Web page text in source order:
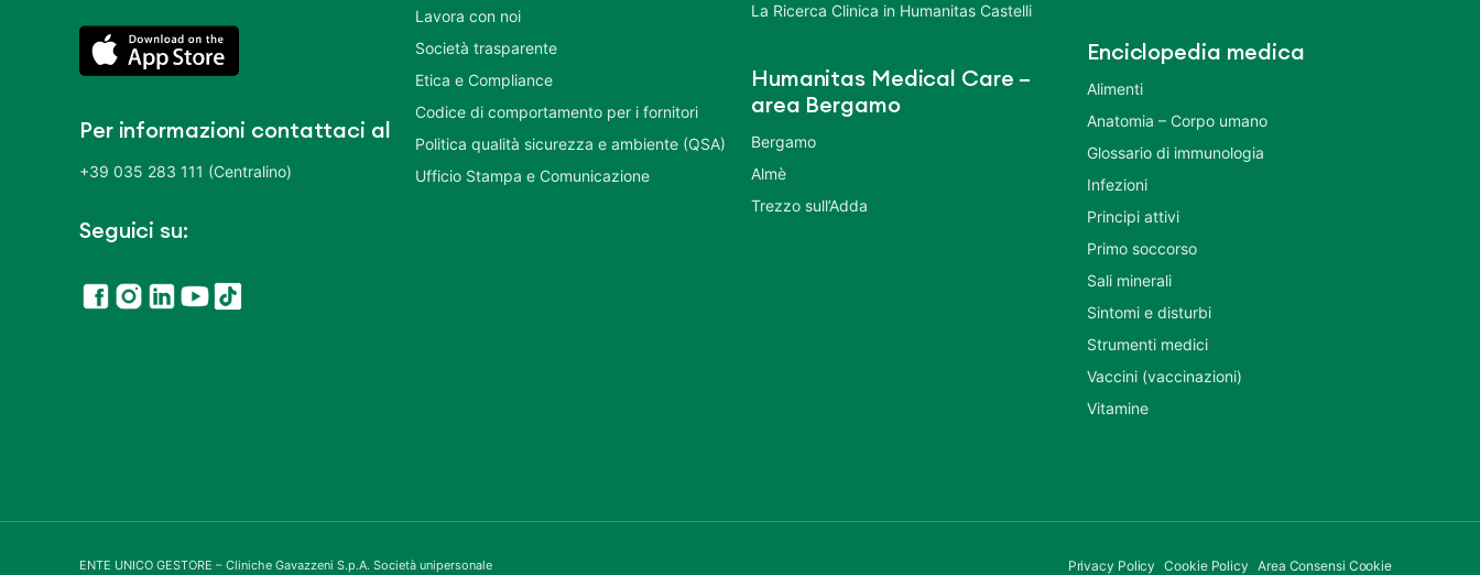
Per informazioni contattaci al
+39 035 283 111 (Centralino)
Seguici su:
Lavora con noi
Società trasparente
Etica e Compliance
Codice di comportamento per i fornitori
Politica qualità sicurezza e ambiente (QSA)
Ufficio Stampa e Comunicazione
La Ricerca Clinica in Humanitas Castelli
Humanitas Medical Care –
area Bergamo
Bergamo
Almè
Trezzo sull’Adda
Enciclopedia medica
Alimenti
Anatomia – Corpo umano
Glossario di immunologia
Infezioni
Principi attivi
Primo soccorso
Sali minerali
Sintomi e disturbi
Strumenti medici
Vaccini (vaccinazioni)
Vitamine
ENTE UNICO GESTORE – Cliniche Gavazzeni S.p.A. Società unipersonale Privacy Policy Cookie Policy Area Consensi Cookie